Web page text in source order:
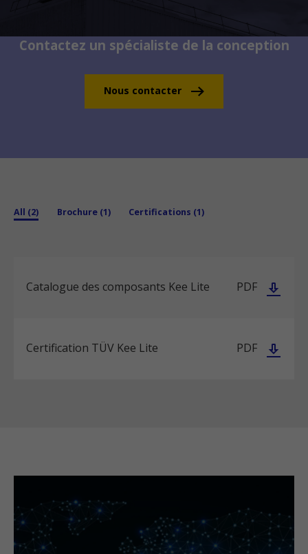
Contactez un spécialiste de la conception
Nous contacter
All (2) Brochure (1) Certifications (1)
Catalogue des composants Kee Lite PDF
Certification TÜV Kee Lite PDF